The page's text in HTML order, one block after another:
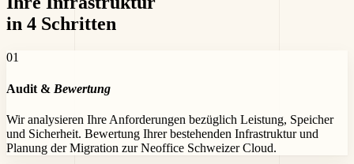
in 4 Schritten
01
Audit & Bewertung
Wir analysieren Ihre Anforderungen bezüglich Leistung, Speicher
und Sicherheit. Bewertung Ihrer bestehenden Infrastruktur und
Planung der Migration zur Neoffice Schweizer Cloud.